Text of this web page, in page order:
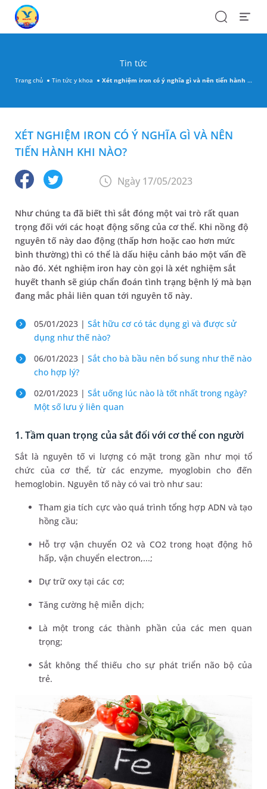
SearchOpen
Tin tức
Trang chủ Tin tức y khoa Xét nghiệm iron có ý nghĩa gì và nên tiến hành khi nào?
XÉT NGHIỆM IRON CÓ Ý NGHĨA GÌ VÀ NÊN
TIẾN HÀNH KHI NÀO?
Ngày 17/05/2023
Như chúng ta đã biết thì sắt đóng một vai trò rất quan
trọng đối với các hoạt động sống của cơ thể. Khi nồng độ
nguyên tố này dao động (thấp hơn hoặc cao hơn mức
bình thường) thì có thể là dấu hiệu cảnh báo một vấn đề
nào đó. Xét nghiệm iron hay còn gọi là xét nghiệm sắt
huyết thanh sẽ giúp chẩn đoán tình trạng bệnh lý mà bạn
đang mắc phải liên quan tới nguyên tố này.
05/01/2023 | Sắt hữu cơ có tác dụng gì và được sử
dụng như thế nào?
06/01/2023 | Sắt cho bà bầu nên bổ sung như thế nào
cho hợp lý?
02/01/2023 | Sắt uống lúc nào là tốt nhất trong ngày?
Một số lưu ý liên quan
1. Tầm quan trọng của sắt đối với cơ thể con người
Sắt là nguyên tố vi lượng có mặt trong gần như mọi tổ
chức của cơ thể, từ các enzyme, myoglobin cho đến
hemoglobin. Nguyên tố này có vai trò như sau:
Tham gia tích cực vào quá trình tổng hợp ADN và tạo
hồng cầu;
Hỗ trợ vận chuyển O2 và CO2 trong hoạt động hô
hấp, vận chuyển electron,...;
Dự trữ oxy tại các cơ;
Tăng cường hệ miễn dịch;
Là một trong các thành phần của các men quan
trọng;
Sắt không thể thiếu cho sự phát triển não bộ của
trẻ.